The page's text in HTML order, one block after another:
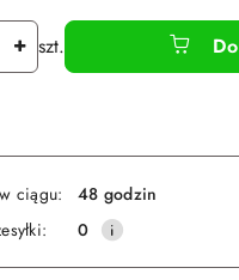
szt.
ciągu:
48 godzin
0